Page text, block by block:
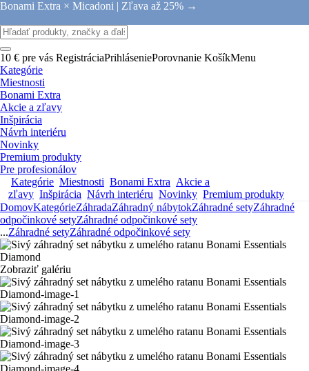
Bonami Extra × Micadoni | Zľava až 25% →
10 € pre vás RegistráciaPrihláseniePorovnanie KošíkMenu
Kategórie
Miestnosti
Bonami Extra
Akcie a zľavy
Inšpirácia
Návrh interiéru
Novinky
Premium produkty
Pre profesionálov
Kategórie Miestnosti Bonami Extra Akcie a
zľavy Inšpirácia Návrh interiéru Novinky Premium produkty
DomovKategórieZáhradaZáhradný nábytokZáhradné setyZáhradné
odpočinkové setyZáhradné odpočinkové sety
...Záhradné setyZáhradné odpočinkové sety
Zobraziť galériu